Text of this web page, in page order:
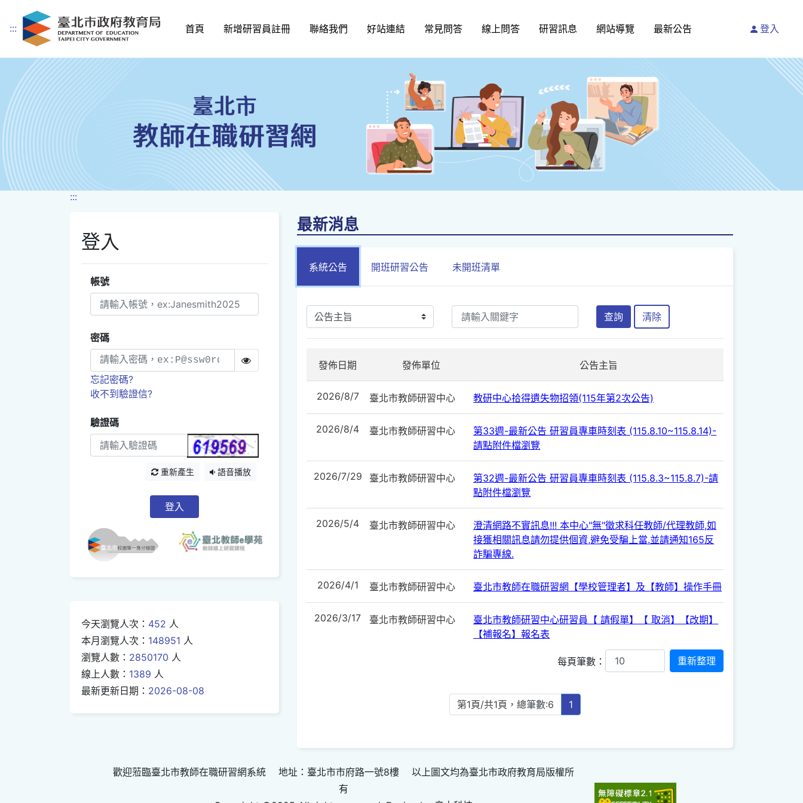
跳到主要內容
::: 首頁 新增研習員註冊 聯絡我們 好站連結 常見問答 線上問答 研習訊息 網站導覽 最新公告 登入
:::
登入
帳號
密碼
忘記密碼?
收不到驗證信?
驗證碼
重新產生 語音播放
登入
今天瀏覽人次： 452 人
本月瀏覽人次： 148951 人
瀏覽人數： 2850170 人
線上人數： 1389 人
最新更新日期： 2026-08-08
最新消息
系統公告 開班研習公告 未開班清單
查詢 清除
發佈日期 發佈單位 公告主旨
2026/8/7 臺北市教師研習中心 教研中心拾得遺失物招領(115年第2次公告)
2026/8/4 臺北市教師研習中心
第33週-最新公告 研習員專車時刻表 (115.8.10~115.8.14)-
請點附件檔瀏覽
2026/7/29 臺北市教師研習中心
第32週-最新公告 研習員專車時刻表 (115.8.3~115.8.7)-請
點附件檔瀏覽
2026/5/4 臺北市教師研習中心
澄清網路不實訊息!!! 本中心"無"徵求科任教師/代理教師,如
接獲相關訊息請勿提供個資,避免受騙上當.並請通知165反
詐騙專線.
2026/4/1 臺北市教師研習中心 臺北市教師在職研習網【學校管理者】及【教師】操作手冊
2026/3/17 臺北市教師研習中心
臺北市教師研習中心研習員【 請假單】【 取消】【改期】
【補報名】報名表
每頁筆數：
第1頁/共1頁，總筆數:6 1
歡迎蒞臨臺北市教師在職研習網系統 地址：臺北市市府路一號8樓 以上圖文均為臺北市政府教育局版權所
有